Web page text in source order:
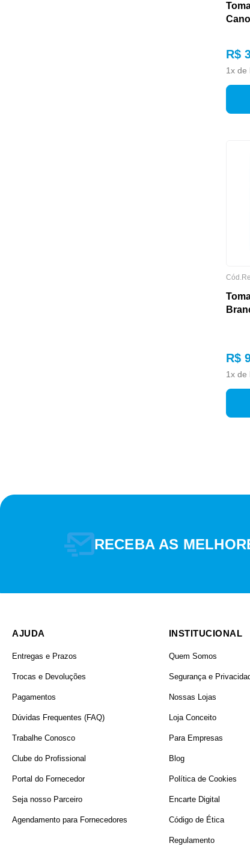
MARCA
R$
1x de
R$
1x de
RECEBA AS
AJUDA
Entregas e Prazos
Trocas e Devoluções
Pagamentos
Dúvidas Frequentes (FAQ)
Trabalhe Conosco
Clube do Profissional
Portal do Fornecedor
Seja nosso Parceiro
Agendamento para Fornecedores
INSTITUCIONAL
Quem Somos
Segurança e
Nossas Lojas
Loja Conceito
Para Empresas
Blog
Política de Cookies
Encarte Digital
Código de Ética
Regulamento